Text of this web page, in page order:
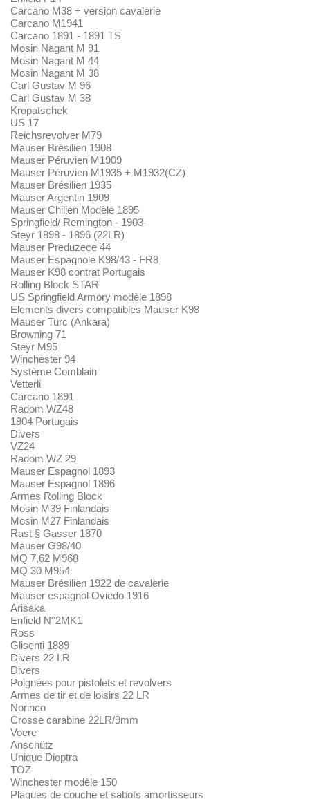
Carcano M38 + version cavalerie
Carcano M1941
Carcano 1891 - 1891 TS
Mosin Nagant M 91
Mosin Nagant M 44
Mosin Nagant M 38
Carl Gustav M 96
Carl Gustav M 38
Kropatschek
US 17
Reichsrevolver M79
Mauser Brésilien 1908
Mauser Péruvien M1909
Mauser Péruvien M1935 + M1932(CZ)
Mauser Brésilien 1935
Mauser Argentin 1909
Mauser Chilien Modèle 1895
Springfield/ Remington - 1903-
Steyr 1898 - 1896 (22LR)
Mauser Preduzece 44
Mauser Espagnole K98/43 - FR8
Mauser K98 contrat Portugais
Rolling Block STAR
US Springfield Armory modèle 1898
Elements divers compatibles Mauser K98
Mauser Turc (Ankara)
Browning 71
Steyr M95
Winchester 94
Système Comblain
Vetterli
Carcano 1891
Radom WZ48
1904 Portugais
Divers
VZ24
Radom WZ 29
Mauser Espagnol 1893
Mauser Espagnol 1896
Armes Rolling Block
Mosin M39 Finlandais
Mosin M27 Finlandais
Rast § Gasser 1870
Mauser G98/40
MQ 7,62 M968
MQ 30 M954
Mauser Brésilien 1922 de cavalerie
Mauser espagnol Oviedo 1916
Arisaka
Enfield N°2MK1
Ross
Glisenti 1889
Divers 22 LR
Divers
Poignées pour pistolets et revolvers
Armes de tir et de loisirs 22 LR
Norinco
Crosse carabine 22LR/9mm
Voere
Anschütz
Unique Dioptra
TOZ
Winchester modèle 150
Plaques de couche et sabots amortisseurs